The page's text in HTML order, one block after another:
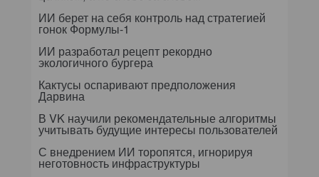
ИИ берет на себя контроль над стратегией
гонок Формулы-1
ИИ разработал рецепт рекордно
экологичного бургера
Кактусы оспаривают предположения
Дарвина
В VK научили рекомендательные алгоритмы
учитывать будущие интересы пользователей
С внедрением ИИ торопятся, игнорируя
неготовность инфраструктуры